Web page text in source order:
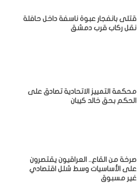
قتلى بانفجار عبوة ناسفة داخل حافلة
نقل ركاب قرب دمشق
محكمة التمييز الاتحادية تصادق على
الحكم بحق خالد كيبان
صرخة من القاع.. العراقيون يقتصرون
على الأساسيات وسط شلل اقتصادي
غير مسبوق